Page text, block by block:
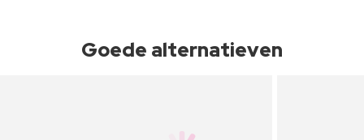
Goede alternatieven